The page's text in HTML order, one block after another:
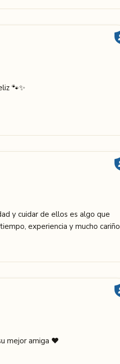
🐾✨
y cuidar de ellos es algo que
experiencia y mucho cariño
mejor amiga ♥️